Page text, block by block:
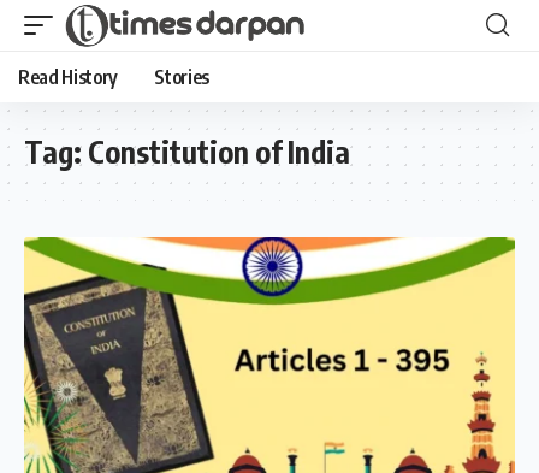
Read History Stories
Tag:Constitution of India